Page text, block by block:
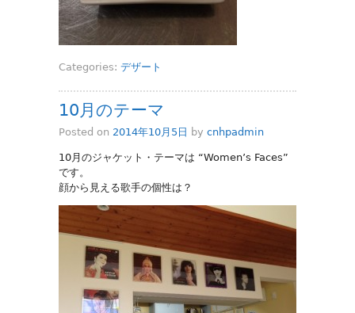
Categories: デザート
10月のテーマ
Posted on 2014年10月5日 by cnhpadmin
10月のジャケット・テーマは “Women’s Faces”
です。
顔から見える歌手の個性は？